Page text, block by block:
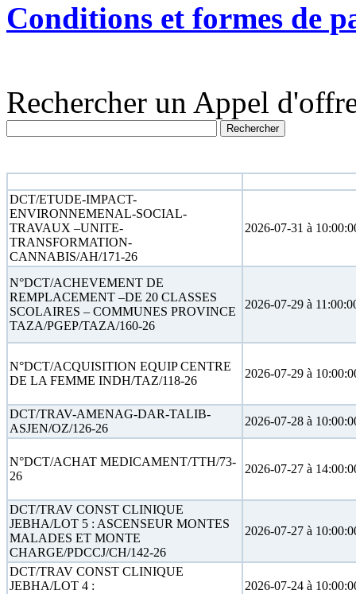
Conditions et formes de
Rechercher un Appel
DCT/ETUDE-IMPACT-
ENVIRONNEMENAL-SOCIAL-
TRAVAUX –UNITE-
TRANSFORMATION-
CANNABIS/AH/171-26
2026-07-31 à
N°DCT/ACHEVEMENT DE
REMPLACEMENT –DE 20 CLASSES
SCOLAIRES – COMMUNES PROVINCE
TAZA/PGEP/TAZA/160-26
2026-07-29 à
N°DCT/ACQUISITION EQUIP CENTRE
DE LA FEMME INDH/TAZ/118-26
2026-07-29 à
DCT/TRAV-AMENAG-DAR-TALIB-
ASJEN/OZ/126-26
2026-07-28 à
N°DCT/ACHAT MEDICAMENT/TTH/73-
26
2026-07-27 à
DCT/TRAV CONST CLINIQUE
JEBHA/LOT 5 : ASCENSEUR MONTES
MALADES ET MONTE
CHARGE/PDCCJ/CH/142-26
2026-07-27 à
DCT/TRAV CONST CLINIQUE
JEBHA/LOT 4 :
2026-07-24 à